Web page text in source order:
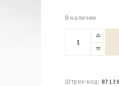
В наличии
Штрих-код: